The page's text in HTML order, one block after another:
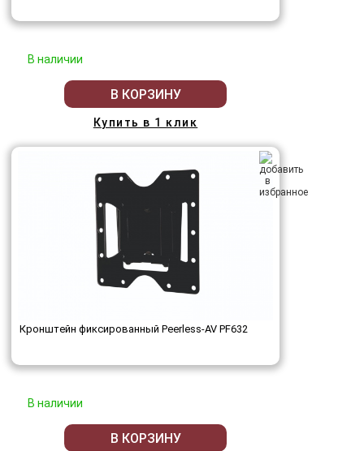
В наличии
В КОРЗИНУ
Купить в 1 клик
Кронштейн фиксированный Peerless-AV PF632
В наличии
В КОРЗИНУ